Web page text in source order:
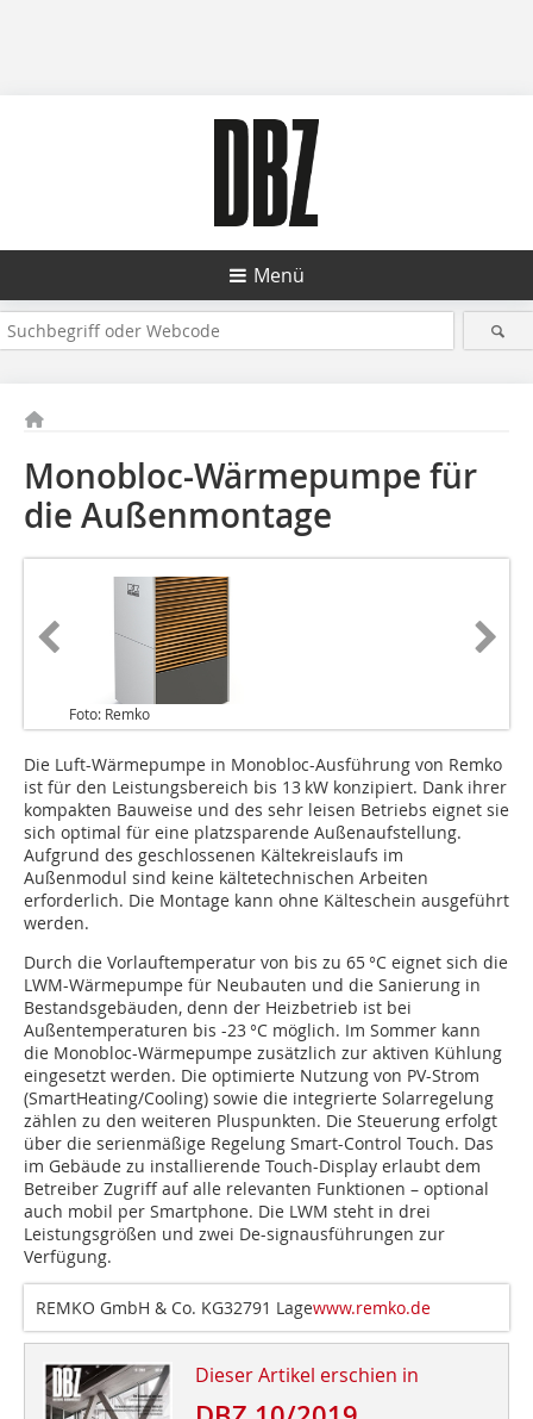
Menü
Monobloc-Wärmepumpe für
die Außenmontage
Foto: Remko
Die Luft-Wärmepumpe in Monobloc-Ausführung von Remko
ist für den Leistungsbereich bis 13 kW konzipiert. Dank ihrer
kompakten Bauweise und des sehr leisen Betriebs eignet sie
sich optimal für eine platzsparende Außenaufstellung.
Aufgrund des geschlossenen Kältekreislaufs im
Außenmodul sind keine kältetechnischen Arbeiten
erforderlich. Die Montage kann ohne Kälteschein ausgeführt
werden.
Durch die Vorlauftemperatur von bis zu 65 °C eignet sich die
LWM-Wärmepumpe für Neubauten und die Sanierung in
Bestandsgebäuden, denn der Heizbetrieb ist bei
Außentemperaturen bis -23 °C möglich. Im Sommer kann
die Monobloc-Wärmepumpe zusätzlich zur aktiven Kühlung
eingesetzt werden. Die optimierte Nutzung von PV-Strom
(SmartHeating/Cooling) sowie die integrierte Solarregelung
zählen zu den weiteren Pluspunkten. Die Steuerung erfolgt
über die serienmäßige Regelung Smart-Control Touch. Das
im Gebäude zu installierende Touch-Display erlaubt dem
Betreiber Zugriff auf alle relevanten Funktionen – optional
auch mobil per Smartphone. Die LWM steht in drei
Leistungsgrößen und zwei De-signausführungen zur
Verfügung.
REMKO GmbH & Co. KG32791 Lagewww.remko.de
Dieser Artikel erschien in